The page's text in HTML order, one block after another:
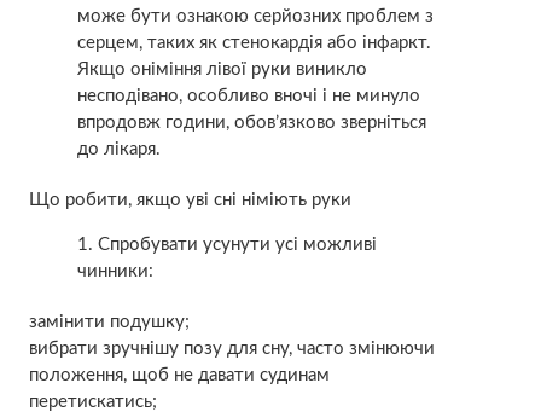
може бути ознакою серйозних проблем з
серцем, таких як стенокардія або інфаркт.
Якщо оніміння лівої руки виникло
несподівано, особливо вночі і не минуло
впродовж години, обов’язково зверніться
до лікаря.
Що робити, якщо уві сні німіють руки
Спробувати усунути усі можливі
чинники:
замінити подушку;
вибрати зручнішу позу для сну, часто змінюючи
положення, щоб не давати судинам
перетискатись;